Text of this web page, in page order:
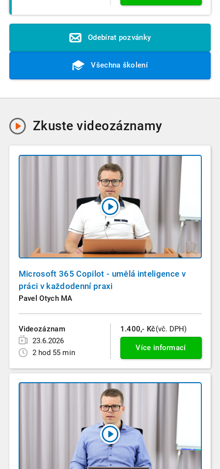
Odebírat pozvánky
Všechna školení
Zkustevideozáznamy
Microsoft 365 Copilot - umělá inteligence v
práci v každodenní praxi
Pavel Otych MA
Videozáznam
23.6.2026
2 hod 55 min
1.400,- Kč(vč. DPH)
Více informací